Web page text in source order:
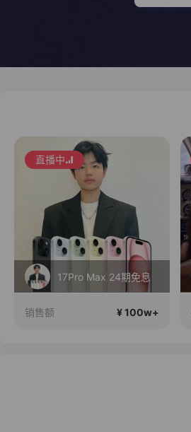
直播中
17Pro Max 24期免息
销售额 ¥ 100w+